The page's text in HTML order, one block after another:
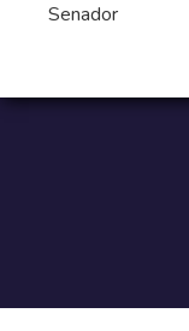
Senador